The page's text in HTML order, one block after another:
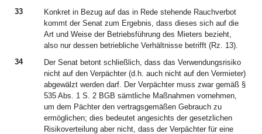
33
Konkret in Bezug auf das in Rede stehende Rauchverbot
kommt der Senat zum Ergebnis, dass dieses sich auf die
Art und Weise der Betriebsführung des Mieters bezieht,
also nur dessen betriebliche Verhältnisse betrifft (Rz. 13).
34
Der Senat betont schließlich, dass das Verwendungsrisiko
nicht auf den Verpächter (d.h. auch nicht auf den Vermieter)
abgewälzt werden darf. Der Verpächter muss zwar gemäß §
535 Abs. 1 S. 2 BGB sämtliche Maßnahmen vornehmen,
um dem Pächter den vertragsgemäßen Gebrauch zu
ermöglichen; dies bedeutet angesichts der gesetzlichen
Risikoverteilung aber nicht, dass der Verpächter für eine